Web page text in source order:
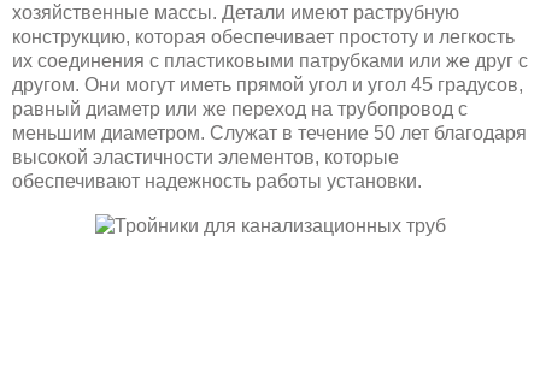
хозяйственные массы. Детали имеют раструбную
конструкцию, которая обеспечивает простоту и легкость
их соединения с пластиковыми патрубками или же друг с
другом. Они могут иметь прямой угол и угол 45 градусов,
равный диаметр или же переход на трубопровод с
меньшим диаметром. Служат в течение 50 лет благодаря
высокой эластичности элементов, которые
обеспечивают надежность работы установки.